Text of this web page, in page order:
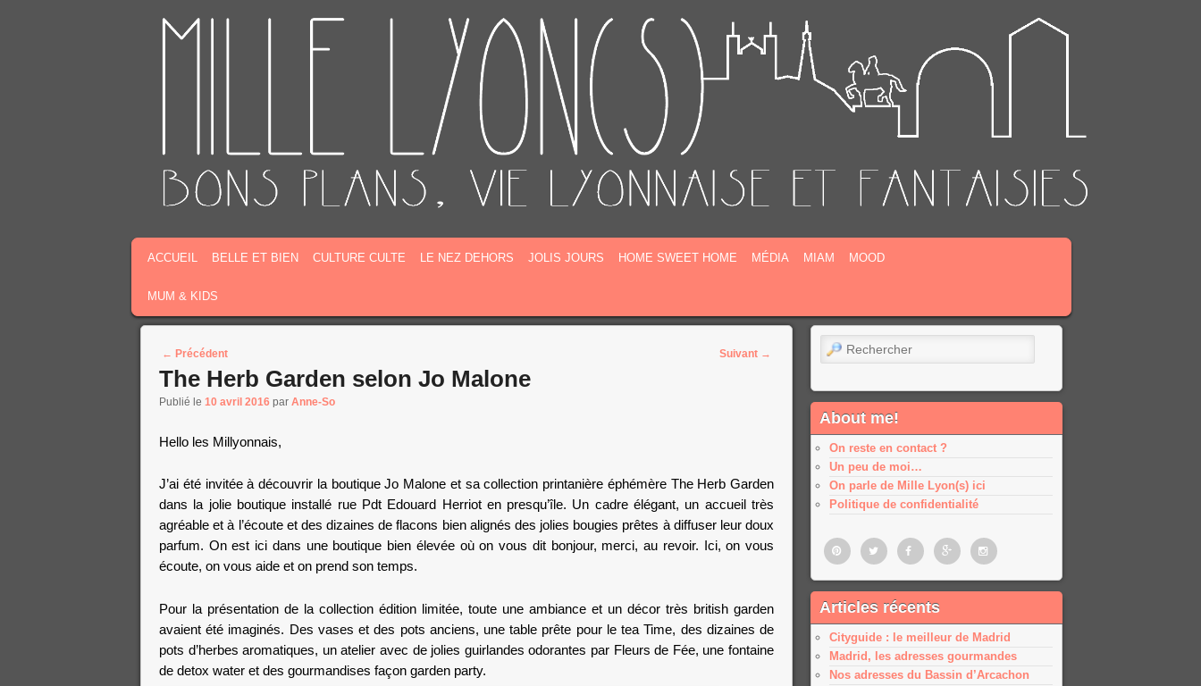
MASQUER LA NAVIGATION PRINCIPALE
MASQUER LA NAVIGATION SECONDAIRE
ACCUEIL BELLE ET BIEN CULTURE CULTE LE NEZ DEHORS JOLIS JOURS HOME SWEET HOME MÉDIA MIAM MOOD
MUM & KIDS
Post navigation
← Précédent Suivant →
The Herb Garden selon Jo Malone
Publié le 10 avril 2016 par Anne-So
Hello les Millyonnais,
J’ai été invitée à découvrir la boutiqueJo Malone et sa collection printanière éphémère The Herb Garden
dans la jolie boutique installé rue Pdt Edouard Herriot en presqu’île. Un cadre élégant, un accueil très
agréable et à l’écoute et des dizaines de flacons bien alignés des jolies bougies prêtes à diffuser leur doux
parfum. On est ici dans une boutique bien élevée où on vous dit bonjour, merci, au revoir. Ici, on vous
écoute, on vous aide et on prend son temps.
Pour la présentation de la collection édition limitée, toute une ambiance et un décor très british garden
avaient été imaginés. Des vases et des pots anciens, une table prête pour le tea Time, des dizaines de
pots d’herbes aromatiques, un atelier avec de jolies guirlandes odorantes par Fleurs de Fée, une fontaine
de detox water et des gourmandises façon garden party.
Rechercher
About me!
On reste en contact ?
Un peu de moi…
On parle de Mille Lyon(s) ici
Politique de confidentialité
PinterestTwitter FacebookGoogle
plus
Google
Articles récents
Cityguide : le meilleur de Madrid
Madrid, les adresses gourmandes
Nos adresses du Bassin d’Arcachon